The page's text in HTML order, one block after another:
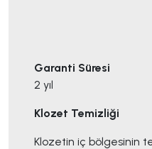
Garanti Süresi
2 yıl
Klozet Temizliği
Klozetin iç bölgesinin